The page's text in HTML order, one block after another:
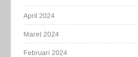
April 2024
Maret 2024
Februari 2024